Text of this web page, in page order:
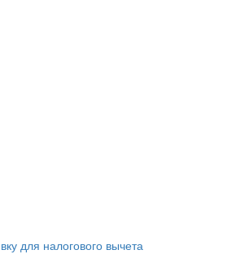
для налогового вычета